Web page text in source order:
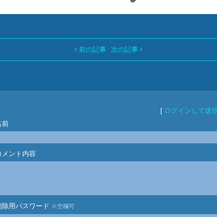
前の記事 次の記事
[ ログインして送
前
メント内容
除用パスワード ※空欄可